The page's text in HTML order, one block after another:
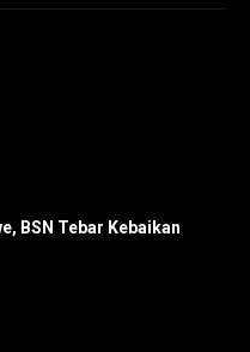
BSN Tebar Kebaikan